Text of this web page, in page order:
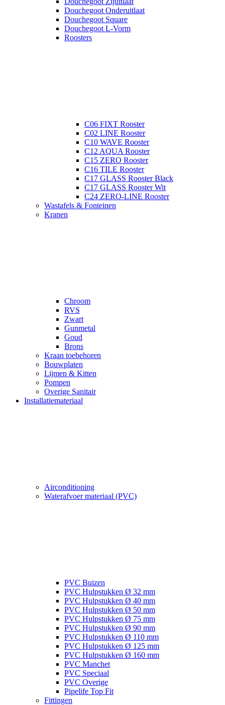
Douchegoot Onderuitlaat
Douchegoot Square
Douchegoot L-Vorm
Roosters
C06 FIXT Rooster
C02 LINE Rooster
C10 WAVE Rooster
C12 AQUA Rooster
C15 ZERO Rooster
C16 TILE Rooster
C17 GLASS Rooster Black
C17 GLASS Rooster Wit
C24 ZERO-LINE Rooster
Wastafels & Fonteinen
Kranen
Chroom
RVS
Zwart
Gunmetal
Goud
Brons
Kraan toebehoren
Bouwplaten
Lijmen & Kitten
Pompen
Overige Sanitair
Installatiemateriaal
Airconditioning
Waterafvoer materiaal (PVC)
PVC Buizen
PVC Hulpstukken Ø 32 mm
PVC Hulpstukken Ø 40 mm
PVC Hulpstukken Ø 50 mm
PVC Hulpstukken Ø 75 mm
PVC Hulpstukken Ø 90 mm
PVC Hulpstukken Ø 110 mm
PVC Hulpstukken Ø 125 mm
PVC Hulpstukken Ø 160 mm
PVC Manchet
PVC Speciaal
PVC Overige
Pipelife Top Fit
Fittingen